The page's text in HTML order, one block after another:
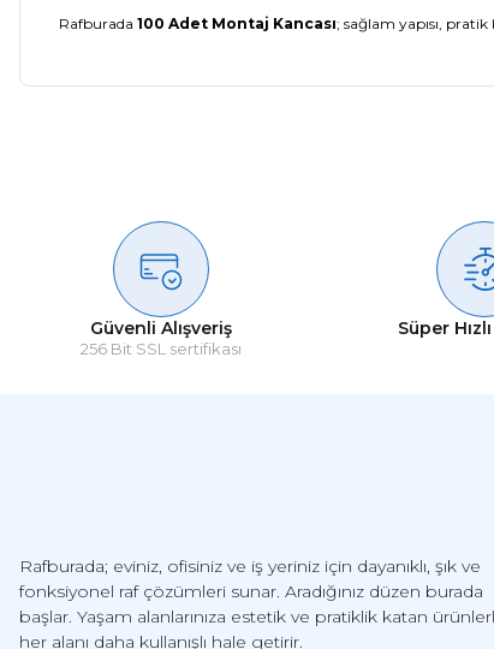
Rafburada 100 Adet Montaj Kancası; sağlam yapısı,
Güvenli Alışveriş
256 Bit SSL sertifikası
Süper
Rafburada; eviniz, ofisiniz ve iş yeriniz için dayanıklı, şık ve
fonksiyonel raf çözümleri sunar. Aradığınız düzen burada
başlar. Yaşam alanlarınıza estetik ve pratiklik katan
her alanı daha kullanışlı hale getirir.